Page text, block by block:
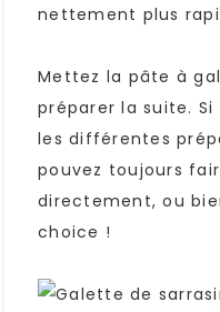
nettement plus
Mettez la pâte à
préparer la suite.
les différentes
pouvez toujours
directement, ou
choice !